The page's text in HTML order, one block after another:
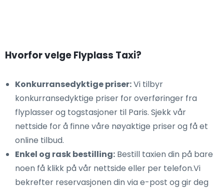
Hvorfor velge Flyplass Taxi?
Konkurransedyktige priser:Vi tilbyr
konkurransedyktige priser for overføringer fra
flyplasser og togstasjoner til Paris. Sjekk vår
nettside for å finne våre nøyaktige priser og få et
online tilbud.
Enkel og rask bestilling: Bestill taxien din på bare
noen få klikk på vår nettside eller per telefon.Vi
bekrefter reservasjonen din via e-post og gir deg